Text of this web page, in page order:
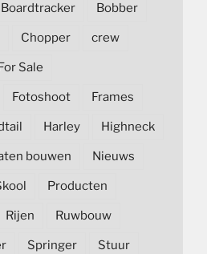
Boardtracker Bobber
Chopper crew
For Sale
Fotoshoot Frames
Harley Highneck
bouwen Nieuws
Producten
Rijen Ruwbouw
Springer Stuur